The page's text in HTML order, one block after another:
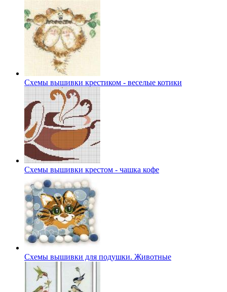
Схемы вышивки крестиком - веселые котики
Схемы вышивки крестом - чашка кофе
Схемы вышивки для подушки. Животные